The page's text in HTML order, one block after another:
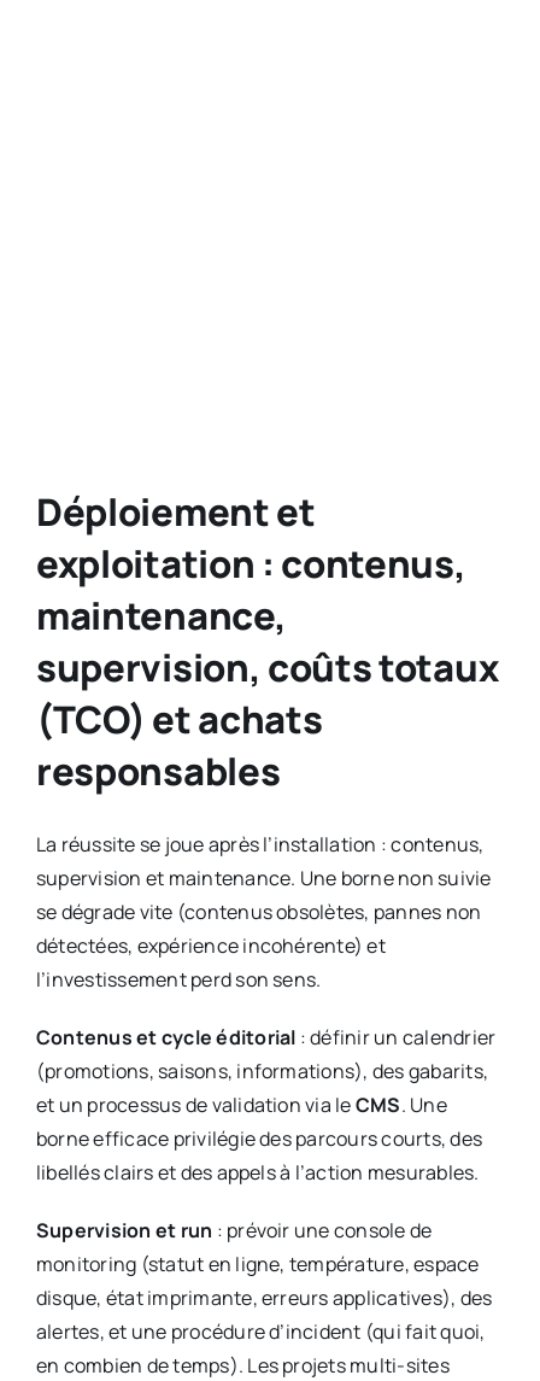
Déploiement et
exploitation : contenus,
maintenance,
supervision, coûts totaux
(TCO) et achats
responsables
La réussite se joue après l’installation : contenus,
supervision et maintenance. Une borne non suivie
se dégrade vite (contenus obsolètes, pannes non
détectées, expérience incohérente) et
l’investissement perd son sens.
Contenus et cycle éditorial : définir un calendrier
(promotions, saisons, informations), des gabarits,
et un processus de validation via leCMS. Une
borne efficace privilégie des parcours courts, des
libellés clairs et des appels à l’action mesurables.
Supervision et run : prévoir une console de
monitoring (statut en ligne, température, espace
disque, état imprimante, erreurs applicatives), des
alertes, et une procédure d’incident (qui fait quoi,
en combien de temps). Les projets multi-sites